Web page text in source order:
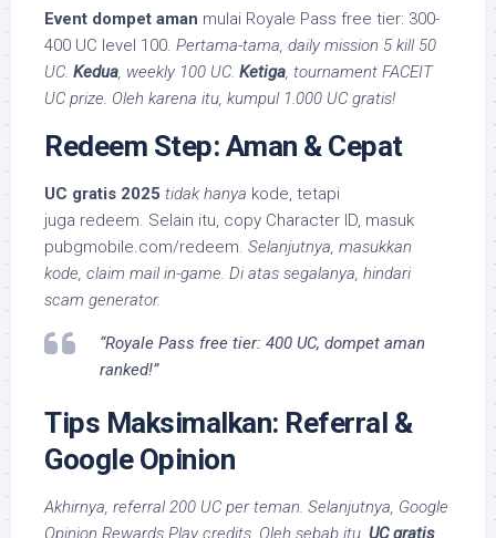
Event dompet aman mulai Royale Pass free tier: 300-
400 UC level 100. Pertama-tama, daily mission 5 kill 50
UC. Kedua, weekly 100 UC. Ketiga, tournament FACEIT
UC prize. Oleh karena itu, kumpul 1.000 UC gratis!
Redeem Step: Aman & Cepat
UC gratis 2025 tidak hanya kode, tetapi
juga redeem. Selain itu, copy Character ID, masuk
pubgmobile.com/redeem. Selanjutnya, masukkan
kode, claim mail in-game. Di atas segalanya, hindari
scam generator.
“Royale Pass free tier: 400 UC, dompet aman
ranked!”
Tips Maksimalkan: Referral &
Google Opinion
Akhirnya, referral 200 UC per teman. Selanjutnya, Google
Opinion Rewards Play credits. Oleh sebab itu, UC gratis